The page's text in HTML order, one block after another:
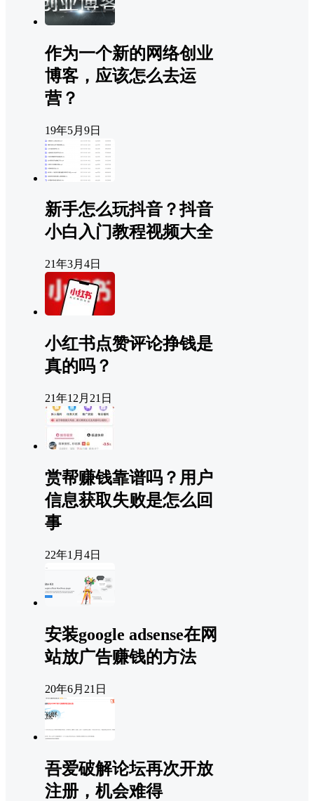
作为一个新的网络创业
博客，应该怎么去运
营？
19年5月9日
新手怎么玩抖音？抖音
小白入门教程视频大全
21年3月4日
小红书点赞评论挣钱是
真的吗？
21年12月21日
赏帮赚钱靠谱吗？用户
信息获取失败是怎么回
事
22年1月4日
安装google adsense在网
站放广告赚钱的方法
20年6月21日
吾爱破解论坛再次开放
注册，机会难得